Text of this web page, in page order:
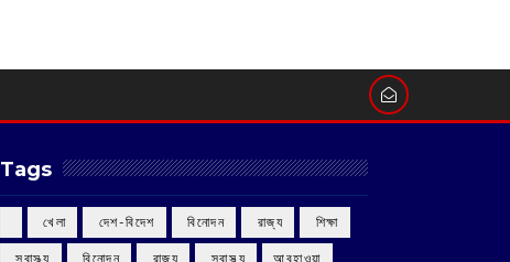
Tags
‌ খেলা ‌ দেশ-বিদেশ ‌ বিনোদন ‌ রাজ্য ‌ শিক্ষা
‌ স্বাস্থ্য ‌ বিনোদন ‌ রাজ্য ‌ স্বাস্থ্য আবহাওয়া